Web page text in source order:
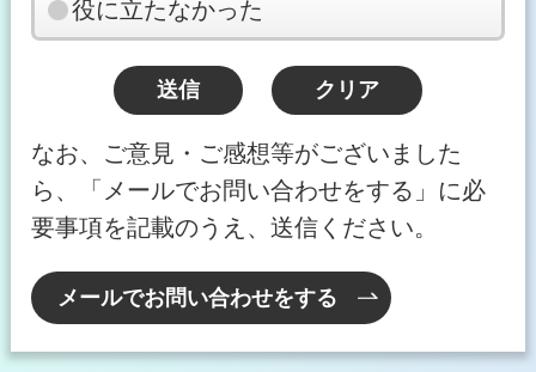
役に立たなかった
なお、ご意見・ご感想等がございました
ら、「メールでお問い合わせをする」に必
要事項を記載のうえ、送信ください。
メールでお問い合わせをする